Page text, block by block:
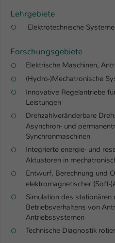
Lehrgebiete
Elektrotechnische
Forschungsgebiete
Elektrische Maschinen,
(Hydro-)Mechatronische
Innovative Regelantriebe
Leistungen
Drehzahlveränderbare
Asynchron- und
Synchronmaschinen
Integrierte energie- und
Aktuatoren in
Entwurf, Berechnung und
elektromagnetischer (Soft-
Simulation des stationären
Betriebsverhaltens von
Antriebssystemen
Technische Diagnostik
Zweck
Speicherung
Name fe_typo_user /
Anbieter TYPO3
Laufzeit 1 Woche
Zweck
Dieses Cookie
Cookie von
eines Intranet-
kann der
wiedererkannt
Zugang zu
gewährt.
Name be_typo_user